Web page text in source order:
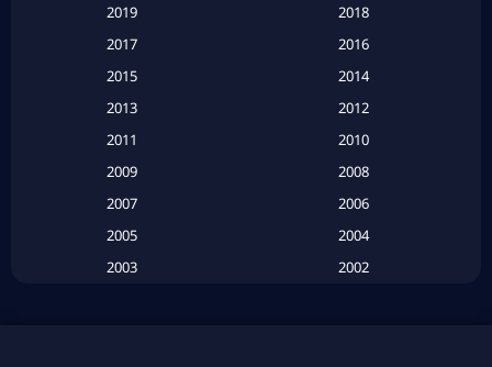
Based on a True Story เรื่องจริง (16)
2019
2018
2017
2016
2015
2014
2013
2012
2011
2010
2009
2008
2007
2006
2005
2004
2003
2002